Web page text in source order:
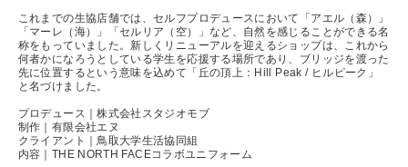
これまでの生協店舗では、セルフプロデュースにおいて「アエル（森）」
「マーレ（海）」「セルリア（空）」など、自然を感じることができる名
称をもっていました。新しくリニューアルを迎えるショップは、これから
何者かになろうとしている学生を応援する場所であり、ブリッジを渡った
先に位置するという意味を込めて「丘の頂上：Hill Peak / ヒルピーク」
と名づけました。
プロデュース｜株式会社スタジオモブ
制作｜有限会社エヌ
クライアント｜鳥取大学生活協同組
内容｜THE NORTH FACEコラボユニフォーム